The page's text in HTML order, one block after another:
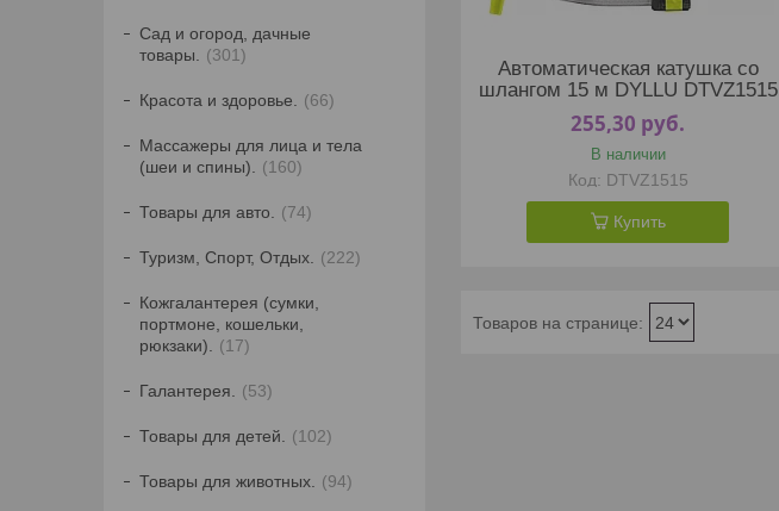
Автоматическая катушка со
шлангом 15 м DYLLU DTVZ1515
255,30 руб.
В наличии
DTVZ1515
Купить
Сад и огород, дачные
товары.
301
Красота и здоровье. 66
Массажеры для лица и тела
(шеи и спины).
160
Товары для авто. 74
Туризм, Спорт, Отдых. 222
Кожгалантерея (сумки,
портмоне, кошельки,
рюкзаки).
17
Галантерея. 53
Товары для детей. 102
Товары для животных. 94